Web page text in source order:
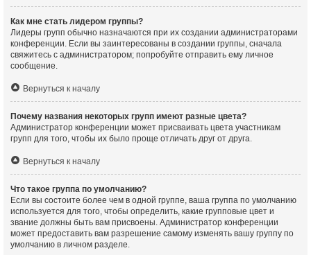
Как мне стать лидером группы?
Лидеры групп обычно назначаются при их создании администраторами
конференции. Если вы заинтересованы в создании группы, сначала
свяжитесь с администратором; попробуйте отправить ему личное
сообщение.
Вернуться к началу
Почему названия некоторых групп имеют разные цвета?
Администратор конференции может присваивать цвета участникам
групп для того, чтобы их было проще отличать друг от друга.
Вернуться к началу
Что такое группа по умолчанию?
Если вы состоите более чем в одной группе, ваша группа по умолчанию
используется для того, чтобы определить, какие групповые цвет и
звание должны быть вам присвоены. Администратор конференции
может предоставить вам разрешение самому изменять вашу группу по
умолчанию в личном разделе.